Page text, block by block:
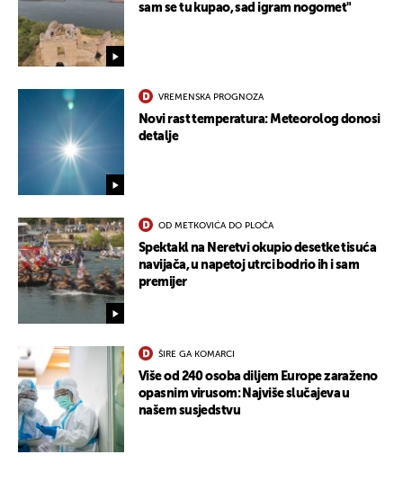
sam se tu kupao, sad igram nogomet"
VREMENSKA PROGNOZA
Novi rast temperatura: Meteorolog donosi
detalje
OD METKOVIĆA DO PLOČA
Spektakl na Neretvi okupio desetke tisuća
navijača, u napetoj utrci bodrio ih i sam
premijer
ŠIRE GA KOMARCI
Više od 240 osoba diljem Europe zaraženo
opasnim virusom: Najviše slučajeva u
našem susjedstvu